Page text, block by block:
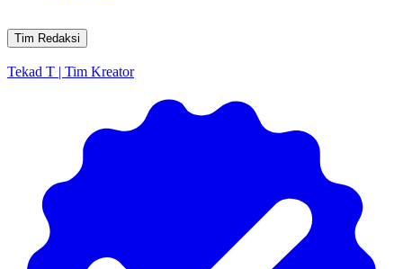
Tim Redaksi
Tekad T | Tim Kreator